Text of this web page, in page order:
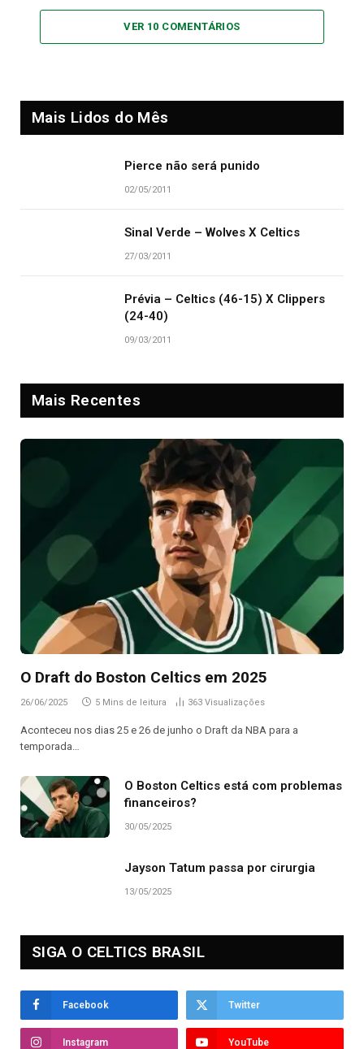
VER 10 COMENTÁRIOS
Mais Lidos do Mês
Pierce não será punido
02/05/2011
Sinal Verde – Wolves X Celtics
27/03/2011
Prévia – Celtics (46-15) X Clippers
(24-40)
09/03/2011
Mais Recentes
O Draft do Boston Celtics em 2025
26/06/2025 5 Mins de leitura 363 Visualizações
Aconteceu nos dias 25 e 26 de junho o Draft da NBA para a
temporada…
O Boston Celtics está com problemas
financeiros?
30/05/2025
Jayson Tatum passa por cirurgia
13/05/2025
SIGA O CELTICS BRASIL
Facebook Twitter
Instagram YouTube